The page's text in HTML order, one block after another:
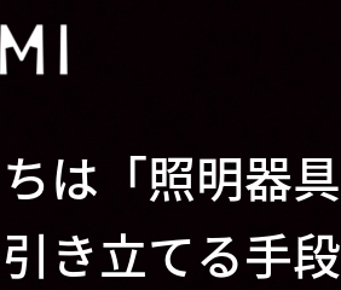
は「照明器
き立てる手